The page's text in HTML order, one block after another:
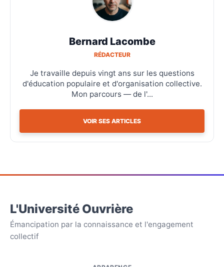
Bernard Lacombe
RÉDACTEUR
Je travaille depuis vingt ans sur les questions
d'éducation populaire et d'organisation collective.
Mon parcours — de l'...
VOIR SES ARTICLES
L'Université Ouvrière
Émancipation par la connaissance et l'engagement
collectif